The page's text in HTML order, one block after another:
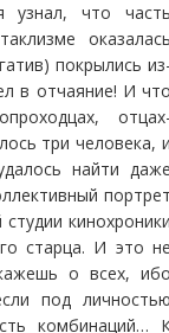
узнал, что
покрылись
в отчаяние! И
три человека,
найти
старца. И это
о всех,
под
комбинаций…